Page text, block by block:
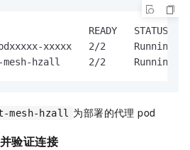
READY   STATUS
xxxxx   2/2
mesh-hzall     2/2     Running
mesh-hzall 为部署的代理 pod
验证连接